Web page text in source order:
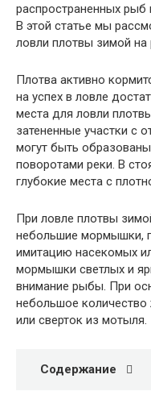
распространенных
В этой статье мы
ловли плотвы зимой на
Плотва активно
на успех в ловле
места для ловли
затененные участки с
могут быть
поворотами реки. В
глубокие места с
При ловле плотвы
небольшие мормышки,
имитацию насекомых
мормышки светлых и
внимание рыбы. При
небольшое
или сверток из мотыля.
Содержание